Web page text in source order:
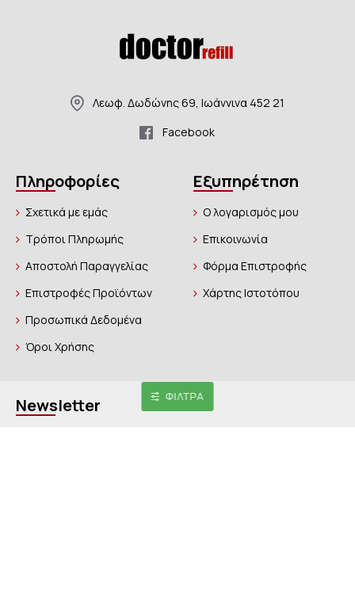
Λεωφ. Δωδώνης 69, Ιωάννινα 452 21
Facebook
Πληροφορίες
Σχετικά με εμάς
Τρόποι Πληρωμής
Αποστολή Παραγγελίας
Επιστροφές Προϊόντων
Προσωπικά Δεδομένα
Όροι Χρήσης
Εξυπηρέτηση
Ο λογαρισμός μου
Επικοινωνία
Φόρμα Επιστροφής
Χάρτης Ιστοτόπου
Newsletter ΦΊΛΤΡΑ